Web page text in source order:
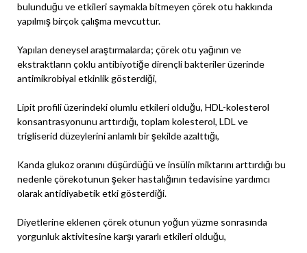
bulunduğu ve etkileri saymakla bitmeyen çörek otu hakkında
yapılmış birçok çalışma mevcuttur.
Yapılan deneysel araştırmalarda; çörek otu yağının ve
ekstraktların çoklu antibiyotiğe dirençli bakteriler üzerinde
antimikrobiyal etkinlik gösterdiği,
Lipit profili üzerindeki olumlu etkileri olduğu, HDL-kolesterol
konsantrasyonunu arttırdığı, toplam kolesterol, LDL ve
trigliserid düzeylerini anlamlı bir şekilde azalttığı,
Kanda glukoz oranını düşürdüğü ve insülin miktarını arttırdığı bu
nedenle çörekotunun şeker hastalığının tedavisine yardımcı
olarak antidiyabetik etki gösterdiği.
Diyetlerine eklenen çörek otunun yoğun yüzme sonrasında
yorgunluk aktivitesine karşı yararlı etkileri olduğu,